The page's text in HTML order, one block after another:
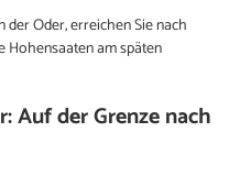
der Oder, erreichen Sie nach
Hohensaaten am späten
Auf der Grenze nach